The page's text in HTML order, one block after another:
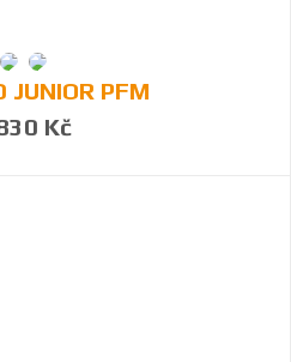
JUNIOR PFM
Kč